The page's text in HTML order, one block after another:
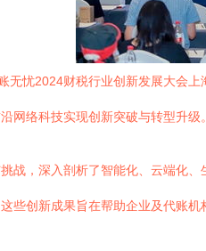
无忧2024财税行业创新发展大会
网络科技实现创新突破与转型升级。
战，深入剖析了智能化、云端化
些创新成果旨在帮助企业及代账